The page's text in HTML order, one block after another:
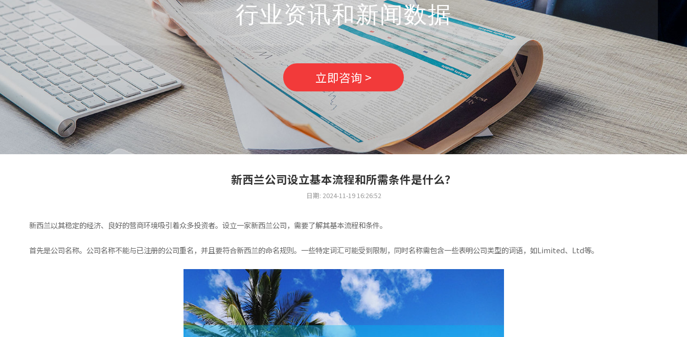
行业资讯和新闻数据
立即咨询 >
新西兰公司设立基本流程和所需条件是什么？
日期: 2024-11-19 16:26:52
新西兰以其稳定的经济、良好的营商环境吸引着众多投资者。设立一家新西兰公司，需要了解其基本流程和条件。
首先是公司名称。公司名称不能与已注册的公司重名，并且要符合新西兰的命名规则。一些特定词汇可能受到限制，同时名称需包含一些表明公司类型的词语，如Limited、Ltd等。